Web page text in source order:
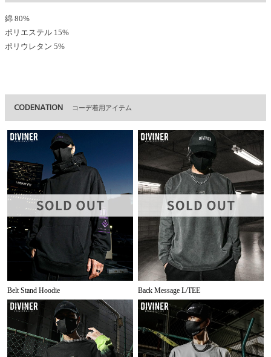
綿 80%
ポリエステル 15%
ポリウレタン 5%
CODENATION コーデ着用アイテム
Belt Stand Hoodie Back Message L/TEE